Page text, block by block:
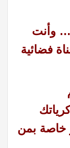
… وأنت
فضائية
خاصة بمن